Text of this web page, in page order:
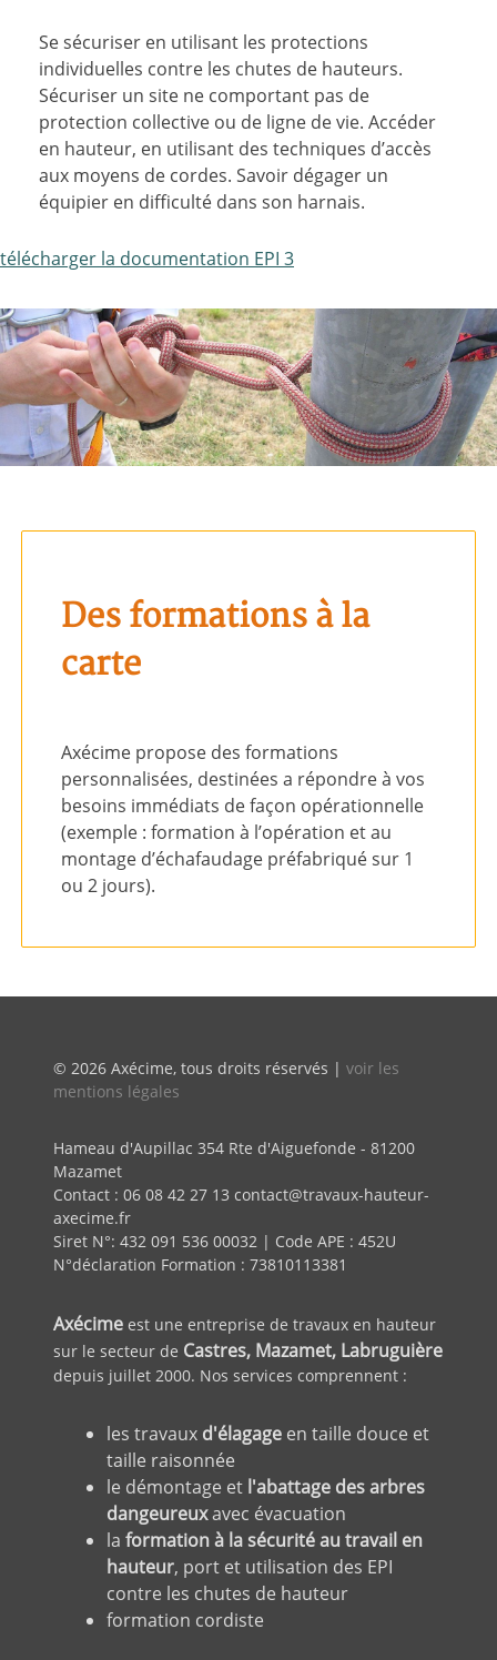
Se sécuriser en utilisant les protections
individuelles contre les chutes de hauteurs.
Sécuriser un site ne comportant pas de
protection collective ou de ligne de vie. Accéder
en hauteur, en utilisant des techniques d’accès
aux moyens de cordes. Savoir dégager un
équipier en difficulté dans son harnais.
télécharger la documentation EPI 3
Des formations à la
carte
Axécime propose des formations
personnalisées, destinées a répondre à vos
besoins immédiats de façon opérationnelle
(exemple : formation à l’opération et au
montage d’échafaudage préfabriqué sur 1
ou 2 jours).
© 2026 Axécime, tous droits réservés | voir les
mentions légales
Hameau d'Aupillac 354 Rte d'Aiguefonde - 81200
Mazamet
Contact : 06 08 42 27 13 contact@travaux-hauteur-
axecime.fr
Siret N°: 432 091 536 00032 | Code APE : 452U
N°déclaration Formation : 73810113381
Axécime est une entreprise de travaux en hauteur
sur le secteur de Castres, Mazamet, Labruguière
depuis juillet 2000. Nos services comprennent :
les travaux d'élagage en taille douce et
taille raisonnée
le démontage et l'abattage des arbres
dangeureuxavec évacuation
la formation à la sécurité au travail en
hauteur, port et utilisation des EPI
contre les chutes de hauteur
formation cordiste